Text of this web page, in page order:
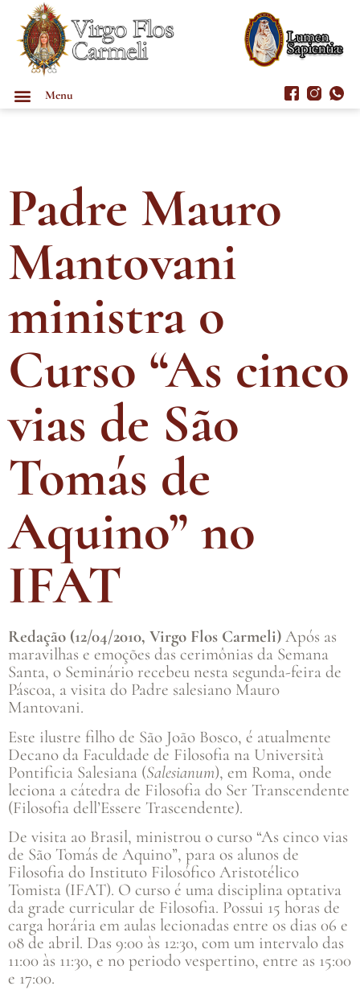
Menu
Padre Mauro
Mantovani
ministra o
Curso “As cinco
vias de São
Tomás de
Aquino” no
IFAT
Redação (12/04/2010, Virgo Flos Carmeli) Após as
maravilhas e emoções das cerimônias da Semana
Santa, o Seminário recebeu nesta segunda-feira de
Páscoa, a visita do Padre salesiano Mauro
Mantovani.
Este ilustre filho de São João Bosco, é atualmente
Decano da Faculdade de Filosofia na Università
Pontificia Salesiana (Salesianum), em Roma, onde
leciona a cátedra de Filosofia do Ser Transcendente
(Filosofia dell’Essere Trascendente).
De visita ao Brasil, ministrou o curso “As cinco vias
de São Tomás de Aquino”, para os alunos de
Filosofia do Instituto Filosófico Aristotélico
Tomista (IFAT). O curso é uma disciplina optativa
da grade curricular de Filosofia. Possui 15 horas de
carga horária em aulas lecionadas entre os dias 06 e
08 de abril. Das 9:00 às 12:30, com um intervalo das
11:00 às 11:30, e no periodo vespertino, entre as 15:00
e 17:00.